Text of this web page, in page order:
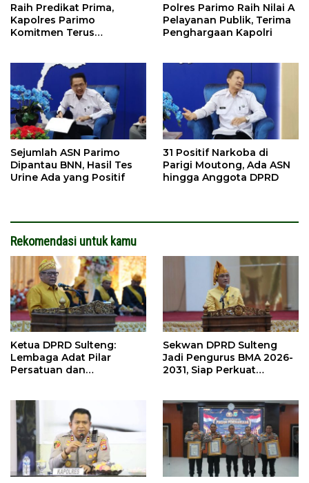
Raih Predikat Prima,
Kapolres Parimo
Komitmen Terus
Polres Parimo Raih Nilai A
Pelayanan Publik, Terima
Penghargaan Kapolri
Sejumlah ASN Parimo
Dipantau BNN, Hasil Tes
Urine Ada yang Positif
31 Positif Narkoba di
Parigi Moutong, Ada ASN
hingga Anggota DPRD
Rekomendasi untuk kamu
Ketua DPRD Sulteng:
Lembaga Adat Pilar
Persatuan dan
Sekwan DPRD Sulteng
Jadi Pengurus BMA 2026-
2031, Siap Perkuat